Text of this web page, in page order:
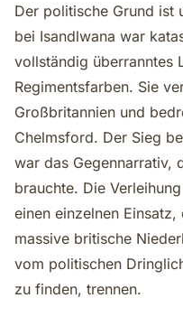
Der politische Grund ist
bei Isandlwana war
vollständig überranntes
Regimentsfarben. Sie
Großbritannien und
Chelmsford. Der Sieg
war das Gegennarrativ,
brauchte. Die
einen einzelnen
massive britische
vom politischen
zu finden, trennen.